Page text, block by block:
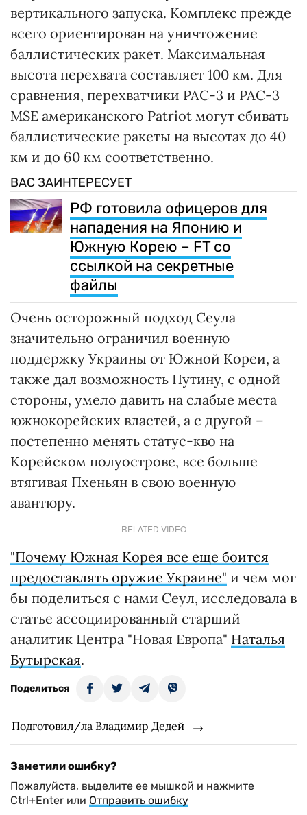
вертикального запуска. Комплекс прежде
всего ориентирован на уничтожение
баллистических ракет. Максимальная
высота перехвата составляет 100 км. Для
сравнения, перехватчики PAC-3 и PAC-3
MSE американского Patriot могут сбивать
баллистические ракеты на высотах до 40
км и до 60 км соответственно.
ВАС ЗАИНТЕРЕСУЕТ
РФ готовила офицеров для
нападения на Японию и
Южную Корею – FT со
ссылкой на секретные
файлы
Очень осторожный подход Сеула
значительно ограничил военную
поддержку Украины от Южной Кореи, а
также дал возможность Путину, с одной
стороны, умело давить на слабые места
южнокорейских властей, а с другой –
постепенно менять статус-кво на
Корейском полуострове, все больше
втягивая Пхеньян в свою военную
авантюру.
RELATED VIDEO
"Почему Южная Корея все еще боится
предоставлять оружие Украине" и чем мог
бы поделиться с нами Сеул, исследовала в
статье ассоциированный старший
аналитик Центра "Новая Европа" Наталья
Бутырская.
Поделиться
Подготовил/ла Владимир Дедей
Заметили ошибку?
Пожалуйста, выделите ее мышкой и нажмите
Ctrl+Enter или Отправить ошибку